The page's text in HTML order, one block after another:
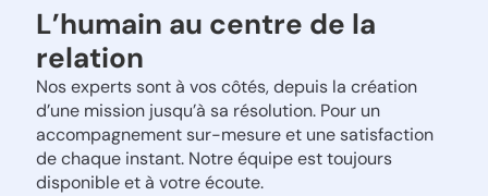
L’humain au centre de la
relation
Nos experts sont à vos côtés, depuis la création
d’une mission jusqu’à sa résolution. Pour un
accompagnement sur-mesure et une satisfaction
de chaque instant. Notre équipe est toujours
disponible et à votre écoute.